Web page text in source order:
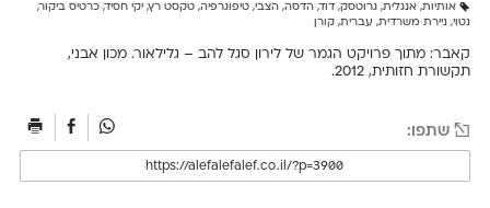
אותיות, אנגלית, גרוטסק, דוד, הדסה, הצבי, טיפוגרפיה, טקסט רץ, יקי חסיד, כרטיס ביקור,
נטוי, ניירת משרדית, עברית, קורן
קאבר: מתוך פרויקט הגמר של לירון סגל להב – גלילאור. מכון אבני,
תקשורת חזותית, 2012.
שתפו: